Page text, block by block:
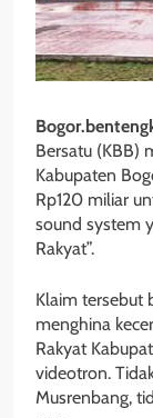
Bersatu (KBB)
Kabupaten
Rp120 miliar
sound system
Rakyat”.
Klaim tersebut
menghina
Rakyat
videotron.
Musrenbang,